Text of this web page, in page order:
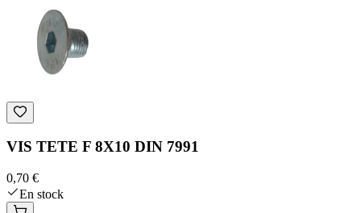
VIS TETE F 8X10 DIN 7991
0,70 €
En stock